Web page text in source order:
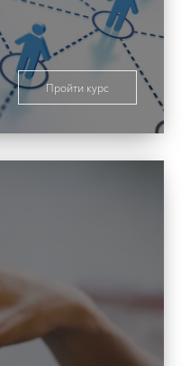
Пройти курс